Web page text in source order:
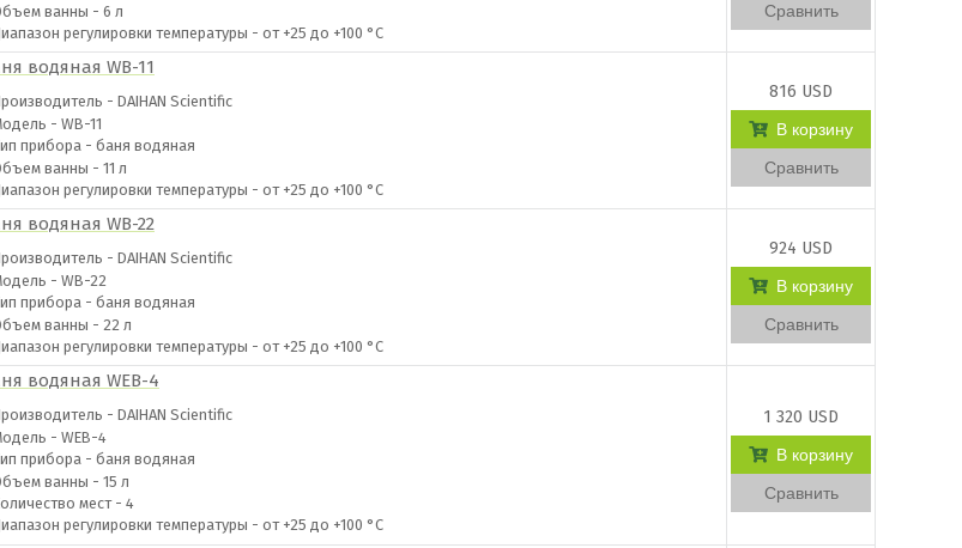
ванны - 6 л
регулировки температуры - от +25 до +100 °С
Сравнить
водяная WB-11
- DAIHAN Scientific
- WB-11
прибора - баня водяная
ванны - 11 л
регулировки температуры - от +25 до +100 °С
816 USD
В корзину
Сравнить
водяная WB-22
- DAIHAN Scientific
- WB-22
прибора - баня водяная
ванны - 22 л
регулировки температуры - от +25 до +100 °С
924 USD
В корзину
Сравнить
водяная WEB-4
- DAIHAN Scientific
- WEB-4
прибора - баня водяная
ванны - 15 л
мест - 4
регулировки температуры - от +25 до +100 °С
1 320 USD
В корзину
Сравнить